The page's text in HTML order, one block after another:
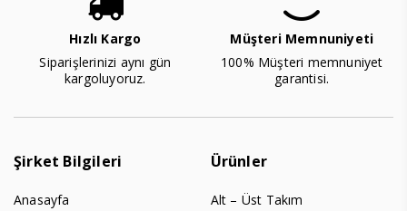
Hızlı Kargo
Siparişlerinizi aynı gün
kargoluyoruz.
Müşteri Memnuniyeti
100% Müşteri memnuniyet
garantisi.
Şirket Bilgileri
Anasayfa
Ürünler
Alt – Üst Takım